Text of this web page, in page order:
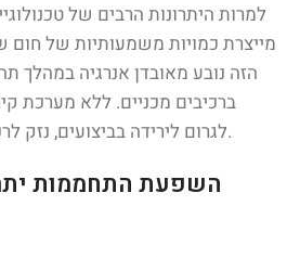
למרות היתרונות הרבים של
מייצרת כמויות משמעותיות של
הזה נובע מאובדן אנרגיה במהלך
ברכיבים מכניים. ללא מערכת
לגרום לירידה בביצועים, נזק לרכיבים ואף כשלים במכונה.
השפעת התחממות יתר